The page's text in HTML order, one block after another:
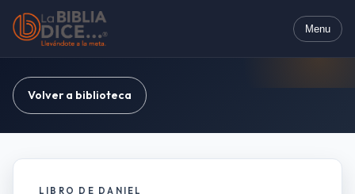
Menu
Volver a biblioteca
LIBRO DE DANIEL